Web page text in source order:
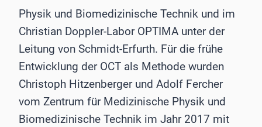
Physik und Biomedizinische Technik und im
Christian Doppler-Labor OPTIMA unter der
Leitung von Schmidt-Erfurth. Für die frühe
Entwicklung der OCT als Methode wurden
Christoph Hitzenberger und Adolf Fercher
vom Zentrum für Medizinische Physik und
Biomedizinische Technik im Jahr 2017 mit